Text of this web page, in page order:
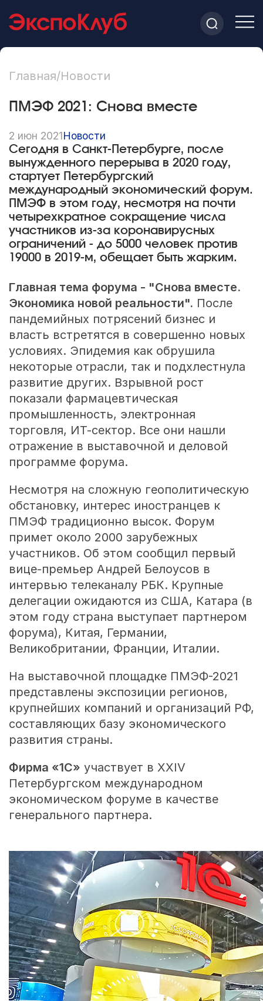
Главная/Новости
ПМЭФ 2021: Снова вместе
2 июн 2021Новости
Сегодня в Санкт-Петербурге, после
вынужденного перерыва в 2020 году,
стартует Петербургский
международный экономический форум.
ПМЭФ в этом году, несмотря на почти
четырехкратное сокращение числа
участников из-за коронавирусных
ограничений - до 5000 человек против
19000 в 2019-м, обещает быть жарким.
Главная тема форума - "Снова вместе.
Экономика новой реальности". После
пандемийных потрясений бизнес и
власть встретятся в совершенно новых
условиях. Эпидемия как обрушила
некоторые отрасли, так и подхлестнула
развитие других. Взрывной рост
показали фармацевтическая
промышленность, электронная
торговля, ИТ-сектор. Все они нашли
отражение в выставочной и деловой
программе форума.
Несмотря на сложную геополитическую
обстановку, интерес иностранцев к
ПМЭФ традиционно высок. Форум
примет около 2000 зарубежных
участников. Об этом сообщил первый
вице-премьер Андрей Белоусов в
интервью телеканалу РБК. Крупные
делегации ожидаются из США, Катара (в
этом году страна выступает партнером
форума), Китая, Германии,
Великобритании, Франции, Италии.
На выставочной площадке ПМЭФ-2021
представлены экспозиции регионов,
крупнейших компаний и организаций РФ,
составляющих базу экономического
развития страны.
Фирма «1С» участвует в XXIV
Петербургском международном
экономическом форуме в качестве
генерального партнера.